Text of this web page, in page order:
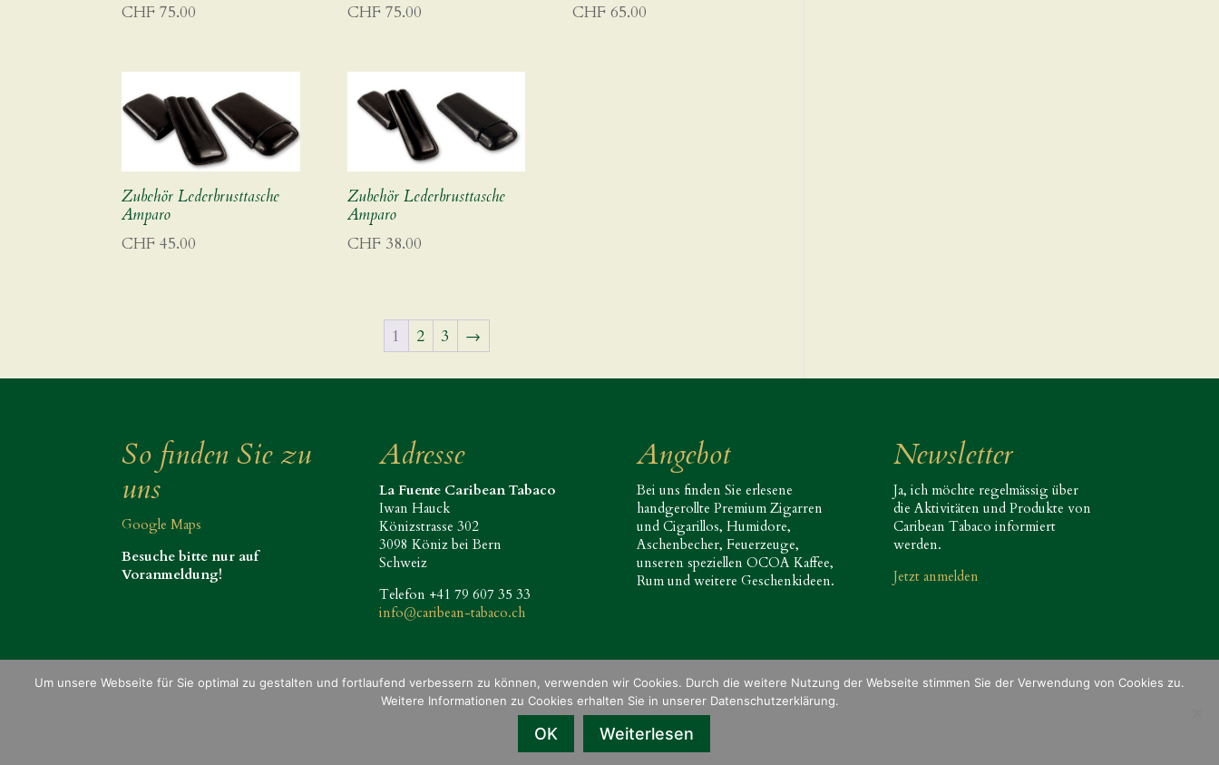
CHF 75.00
CHF 75.00
CHF 65.00
Zubehör Lederbrusttasche
Amparo
CHF 45.00
Zubehör Lederbrusttasche
Amparo
CHF 38.00
1 2 3 →
So finden Sie zu
uns
Google Maps
Besuche bitte nur auf
Voranmeldung!
Adresse
La Fuente Caribean Tabaco
Iwan Hauck
Könizstrasse 302
3098 Köniz bei Bern
Schweiz
Telefon +41 79 607 35 33
info@caribean-tabaco.ch
Angebot
Bei uns finden Sie erlesene
handgerollte Premium Zigarren
und Cigarillos, Humidore,
Aschenbecher, Feuerzeuge,
unseren speziellen OCOA Kaffee,
Rum und weitere Geschenkideen.
Newsletter
Ja, ich möchte regelmässig über
die Aktivitäten und Produkte von
Caribean Tabaco informiert
werden.
Jetzt anmelden
Allgemeine Geschäftsbedingungen Datenschutzerklärung
Um unsere Webseite für Sie optimal zu gestalten und fortlaufend verbessern zu können, verwenden wir Cookies. Durch die weitere Nutzung der Webseite stimmen Sie der Verwendung von Cookies zu.
Weitere Informationen zu Cookies erhalten Sie in unserer Datenschutzerklärung.
OK Weiterlesen